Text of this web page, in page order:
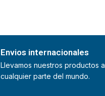
Envios internacionales
Llevamos nuestros productos a
cualquier parte del mundo.